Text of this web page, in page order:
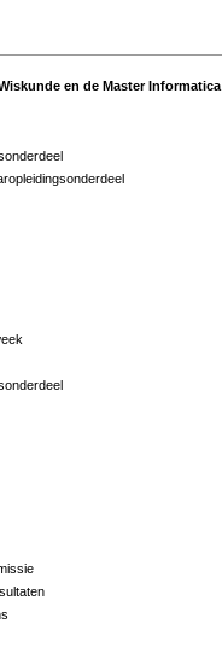
en de Master Informatica